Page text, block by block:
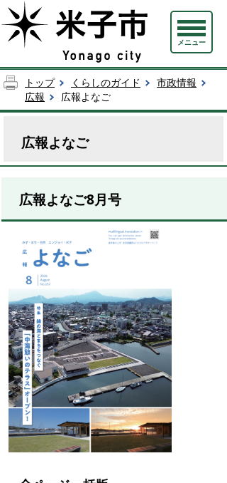
メニュー
トップ くらしのガイド
市政情報
広報
広報よなご
広報よなご
広報よなご8月号